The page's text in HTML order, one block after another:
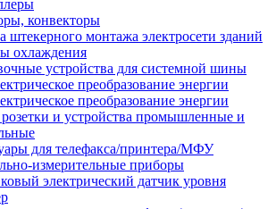
конвекторы
штекерного монтажа электросети зданий
охлаждения
устройства для системной шины
преобразование энергии
преобразование энергии
и устройства промышленные и
для телефакса/принтера/МФУ
измерительные приборы
электрический датчик уровня